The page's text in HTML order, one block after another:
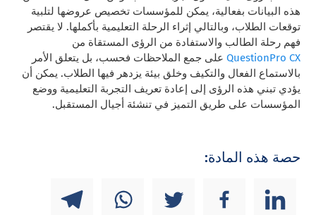
هذه البيانات بفعالية، يمكن للمؤسسات تخصيص عروضها لتلبية
توقعات الطلاب، وبالتالي إثراء الرحلة التعليمية بأكملها. لا يقتصر
فهم رحلة الطالب والاستفادة من الرؤى المستقاة من
QuestionPro CX على جمع الملاحظات فحسب، بل يتعلق الأمر
بالاستماع الفعال والتكيف وخلق بيئة يزدهر فيها الطلاب. يمكن أن
يؤدي تبني هذه الرؤى إلى إعادة تعريف التجربة التعليمية ووضع
المؤسسات على طريق التميز في تنشئة أجيال المستقبل.
حصة هذه المادة: